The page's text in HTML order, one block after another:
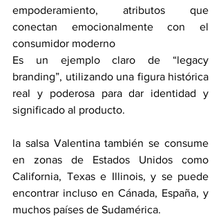
empoderamiento, atributos que
conectan emocionalmente con el
consumidor moderno
Es un ejemplo claro de “legacy
branding”, utilizando una figura histórica
real y poderosa para dar identidad y
significado al producto.
la salsa Valentina también se consume
en zonas de Estados Unidos como
California, Texas e Illinois, y se puede
encontrar incluso en Cánada, España, y
muchos países de Sudamérica.